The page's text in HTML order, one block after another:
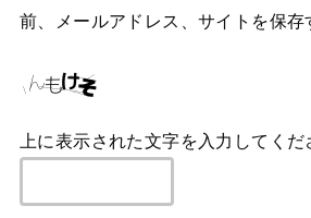
前、メールアドレス、サイトを保存
上に表示された文字を入力してくだ